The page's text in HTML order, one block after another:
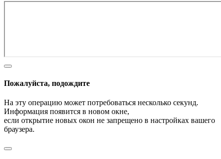
Пожалуйста, подождите
На эту операцию может потребоваться несколько секунд.
Информация появится в новом окне,
если открытие новых окон не запрещено в настройках вашего
браузера.